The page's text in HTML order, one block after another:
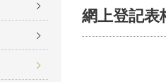
網上登記表